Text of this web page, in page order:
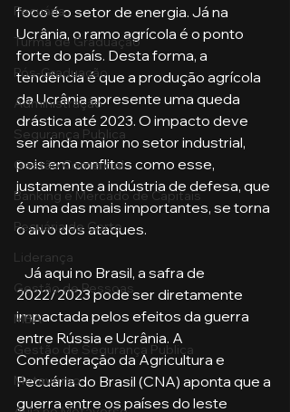
Pecuária
Turma de Graduação
Pós-Graduação
Administração
Segurança Publica
Gestão Comercial
Banking e Mercado de Capitais
Pecuária de Corte
Liderança
Gestão de Pessoas
MBA
Gestão de Segurança Publica
Metaverso
foco é o setor de energia. Já na
Ucrânia, o ramo agrícola é o ponto
forte do país. Desta forma, a
tendência é que a produção agrícola
da Ucrânia apresente uma queda
drástica até 2023. O impacto deve
ser ainda maior no setor industrial,
pois em conflitos como esse,
justamente a indústria de defesa, que
é uma das mais importantes, se torna
o alvo dos ataques.
2022/2023 pode ser diretamente
impactada pelos efeitos da guerra
entre Rússia e Ucrânia. A
Confederação da Agricultura e
Pecuária do Brasil (CNA) aponta que a
guerra entre os países do leste